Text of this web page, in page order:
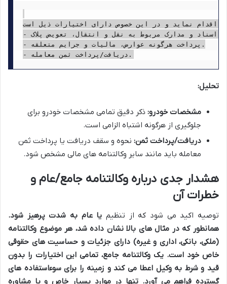
اقدام نماید و در این خصوص دارای اختیارات ذیل است:
- امضای کلیه اسناد و مدارک مربوط به نقل و انتقال، تعویض پلاک.
- پرداخت هرگونه عوارض، مالیات و جرایم متعلقه.
تحلیل:
مشخصات خودرو: ذکر دقیق تمامی مشخصات خودرو برای
جلوگیری از هرگونه اشتباه الزامی است.
دریافت/پرداخت ثمن: نحوه و سقف دریافت یا پرداخت ثمن
معامله باید مانند سایر وکالتنامه های مالی مشخص شود.
هشدار جدی درباره وکالتنامه جامع/عام و
خطرات آن
توصیه اکید می شود که از تنظیم یا عام به شدت پرهیز شود.
همانطور که در مثال های بالا نشان داده شد، هر موضوع وکالتنامه
(ملکی، بانکی، اداری و غیره) دارای جزئیات و حساسیت های حقوقی
خاص خود است. یک وکالتنامه جامع، تمامی این اختیارات را بدون
قید و شرط به وکیل اعطا می کند و زمینه را برای سوءاستفاده های
گسترده فراهم می آورد. تنها در موارد بسیار خاص و با مشاوره